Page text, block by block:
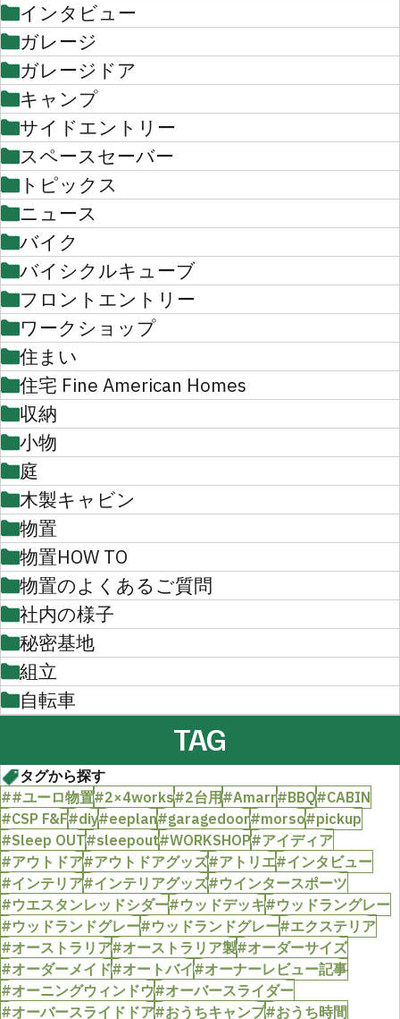
インタビュー
ガレージ
ガレージドア
キャンプ
サイドエントリー
スペースセーバー
トピックス
ニュース
バイク
バイシクルキューブ
フロントエントリー
ワークショップ
住まい
住宅 Fine American Homes
収納
小物
庭
木製キャビン
物置
物置HOW TO
物置のよくあるご質問
社内の様子
秘密基地
組立
自転車
TAG
タグから探す
##ユーロ物置#2×4works#2台用#Amarr#BBQ#CABIN
#CSP F&F#diy#eeplan#garagedoor#morso#pickup
#Sleep OUT#sleepout#WORKSHOP#アイディア
#アウトドア#アウトドアグッズ#アトリエ#インタビュー
#インテリア#インテリアグッズ#ウインタースポーツ
#ウエスタンレッドシダー#ウッドデッキ#ウッドラングレー
#ウッドランドグレー#ウッドランドグレー#エクステリア
#オーストラリア#オーストラリア製#オーダーサイズ
#オーダーメイド#オートバイ#オーナーレビュー記事
#オーニングウィンドウ#オーバースライダー
#オーバースライドドア#おうちキャンプ#おうち時間